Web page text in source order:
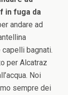
in fuga da
andare ad
bagnati.
per Alcatraz
Noi
sempre dei